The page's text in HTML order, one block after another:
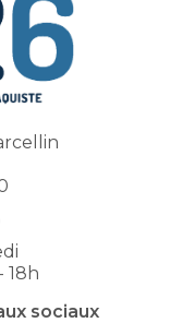
18h
sociaux